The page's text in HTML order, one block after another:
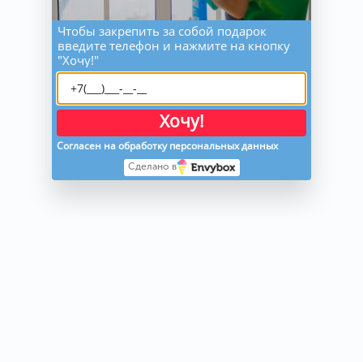
Чтобы закрепить за собой подарок
введите телефон и нажмите на кнопку
"Хочу!"
Хочу!
Согласен на обработку персональных данных
Сделано в